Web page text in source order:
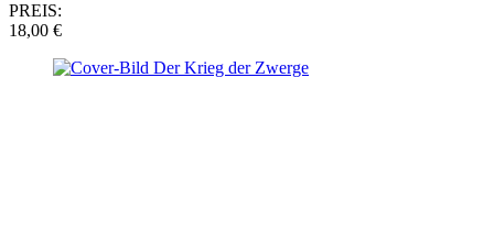
PREIS:
18,00 €